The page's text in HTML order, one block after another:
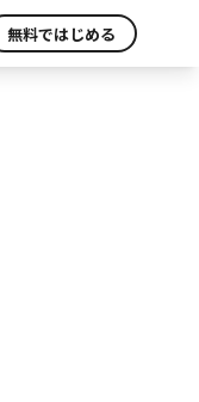
無料ではじめる